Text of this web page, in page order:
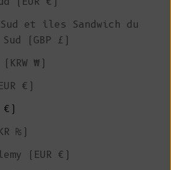
et îles Sandwich du
Sud (GBP £)
₩)
€)
€)
₨)
(EUR €)